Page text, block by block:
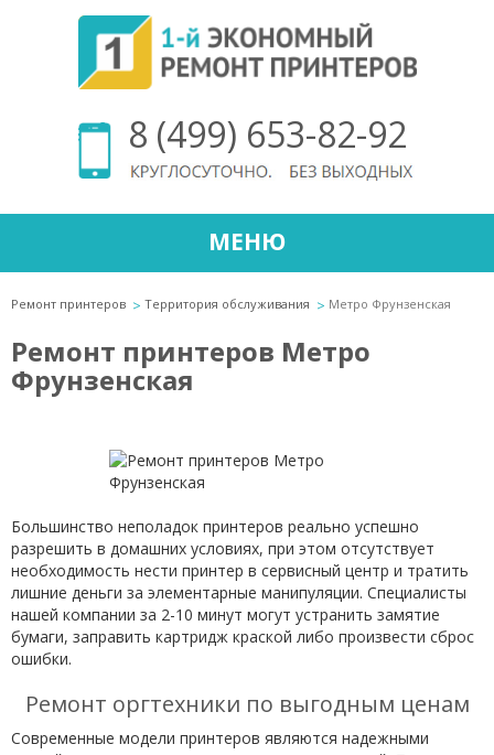
8 (499) 653-82-92
МЕНЮ
Ремонт принтеров Территория обслуживания Метро Фрунзенская
Ремонт принтеров Метро
Фрунзенская
Большинство неполадок принтеров реально успешно
разрешить в домашних условиях, при этом отсутствует
необходимость нести принтер в сервисный центр и тратить
лишние деньги за элементарные манипуляции. Специалисты
нашей компании за 2-10 минут могут устранить замятие
бумаги, заправить картридж краской либо произвести сброс
ошибки.
Ремонт оргтехники по выгодным ценам
Современные модели принтеров являются надежными